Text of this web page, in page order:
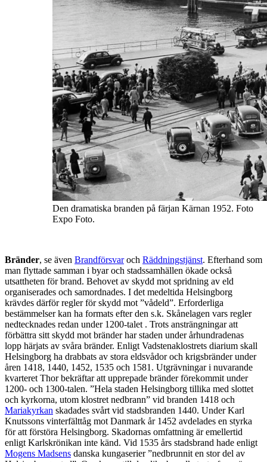
Den dramatiska branden på färjan Kärnan 1952. Foto
Expo Foto.
Bränder, se även Brandförsvaroch Räddningstjänst. Efterhand som
man flyttade samman i byar och stadssamhällen ökade också
utsattheten för brand. Behovet av skydd mot spridning av eld
organiserades och samordnades. I det medeltida Helsingborg
krävdes därför regler för skydd mot ”vådeld”. Erforderliga
bestämmelser kan ha formats efter den s.k. Skånelagen vars regler
nedtecknades redan under 1200-talet . Trots ansträngningar att
förbättra sitt skydd mot bränder har staden under århundradenas
lopp härjats av svåra bränder. Enligt Vadstenaklostrets diarium skall
Helsingborg ha drabbats av stora eldsvådor och krigsbränder under
åren 1418, 1440, 1452, 1535 och 1581. Utgrävningar i nuvarande
kvarteret Thor bekräftar att upprepade bränder förekommit under
1200- och 1300-talen. ”Hela staden Helsingborg tillika med slottet
och kyrkorna, utom klostret nedbrann” vid branden 1418 och
Mariakyrkan skadades svårt vid stadsbranden 1440. Under Karl
Knutssons vinterfälttåg mot Danmark år 1452 avdelades en styrka
för att förstöra Helsingborg. Skadornas omfattning är emellertid
enligt Karlskrönikan inte känd. Vid 1535 års stadsbrand hade enligt
Mogens Madsens danska kungaserier ”nedbrunnit en stor del av